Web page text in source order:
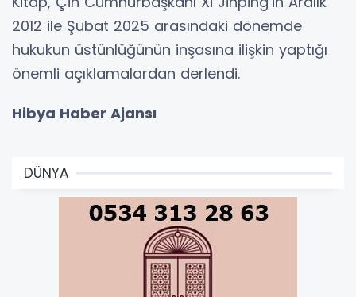
2012 ile Şubat 2025 arasındaki dönemde
hukukun üstünlüğünün inşasına ilişkin yaptığı
önemli açıklamalardan derlendi.
Hibya Haber Ajansı
DÜNYA